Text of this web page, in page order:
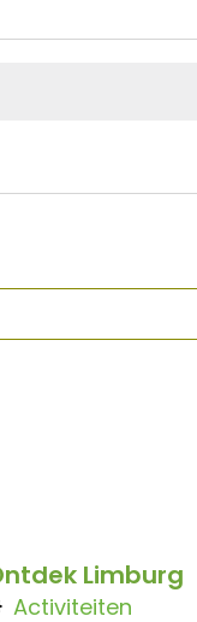
Limburg
Activiteiten